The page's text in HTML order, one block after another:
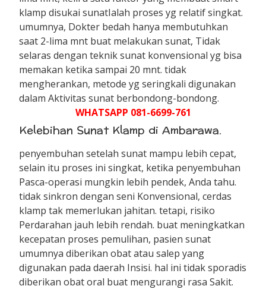
klamp disukai sunatIalah proses yg relatif singkat.
umumnya, Dokter bedah hanya membutuhkan
saat 2-lima mnt buat melakukan sunat, Tidak
selaras dengan teknik sunat konvensional yg bisa
memakan ketika sampai 20 mnt. tidak
mengherankan, metode yg seringkali digunakan
dalam Aktivitas sunat berbondong-bondong.
WHATSAPP 081-6699-761
Kelebihan Sunat Klamp di Ambarawa.
penyembuhan setelah sunat mampu lebih cepat,
selain itu proses ini singkat, ketika penyembuhan
Pasca-operasi mungkin lebih pendek, Anda tahu.
tidak sinkron dengan seni Konvensional, cerdas
klamp tak memerlukan jahitan. tetapi, risiko
Perdarahan jauh lebih rendah. buat meningkatkan
kecepatan proses pemulihan, pasien sunat
umumnya diberikan obat atau salep yang
digunakan pada daerah Insisi. hal ini tidak sporadis
diberikan obat oral buat mengurangi rasa Sakit.